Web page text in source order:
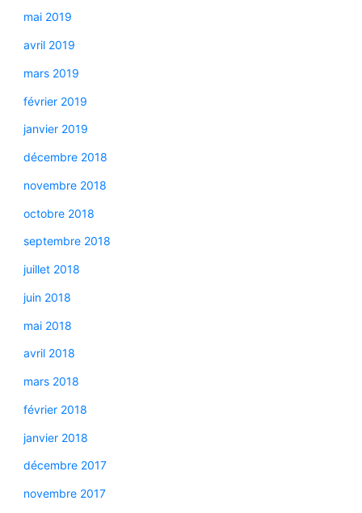
mai 2019
avril 2019
mars 2019
février 2019
janvier 2019
décembre 2018
novembre 2018
octobre 2018
septembre 2018
juillet 2018
juin 2018
mai 2018
avril 2018
mars 2018
février 2018
janvier 2018
décembre 2017
novembre 2017